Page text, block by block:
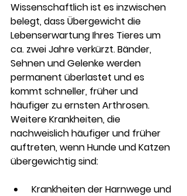
Wissenschaftlich ist es inzwischen
belegt, dass Übergewicht die
Lebenserwartung Ihres Tieres um
ca. zwei Jahre verkürzt. Bänder,
Sehnen und Gelenke werden
permanent überlastet und es
kommt schneller, früher und
häufiger zu ernsten Arthrosen.
Weitere Krankheiten, die
nachweislich häufiger und früher
auftreten, wenn Hunde und Katzen
übergewichtig sind: